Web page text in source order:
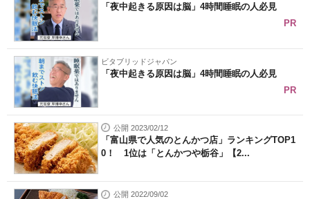
「夜中起きる原因は脳」4時間睡眠の人必見
PR
ビタブリッドジャパン
「夜中起きる原因は脳」4時間睡眠の人必見
PR
公開 2023/02/12
「富山県で人気のとんかつ店」ランキングTOP1
0！ 1位は「とんかつや栃谷」【2...
公開 2022/09/02